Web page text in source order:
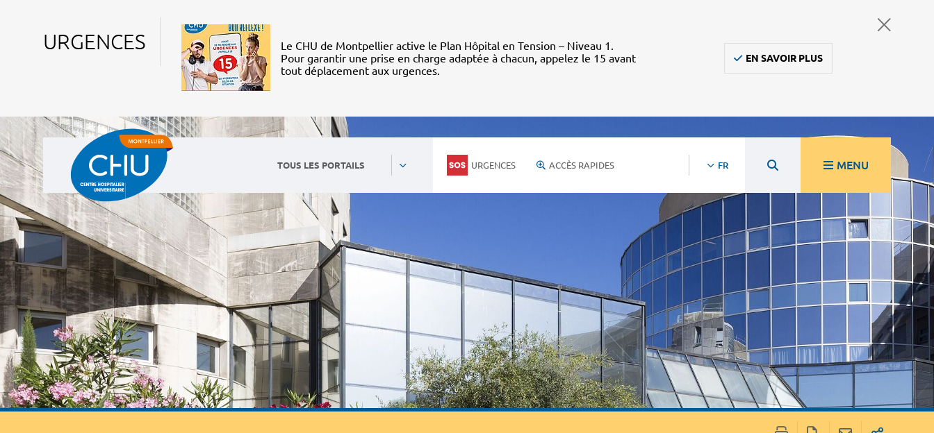
URGENCES
Le CHU de Montpellier active le Plan Hôpital en Tension – Niveau 1.
Pour garantir une prise en charge adaptée à chacun, appelez le 15 avant
tout déplacement aux urgences.
EN SAVOIR PLUS
TOUS LES PORTAILS URGENCES ACCÈS RAPIDES FR MENU